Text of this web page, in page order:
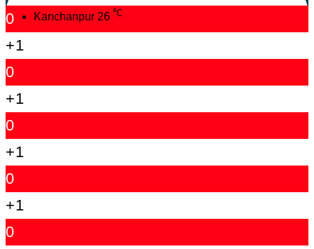
Kanchanpur 26 ℃
0
+1
0
+1
0
+1
0
+1
0